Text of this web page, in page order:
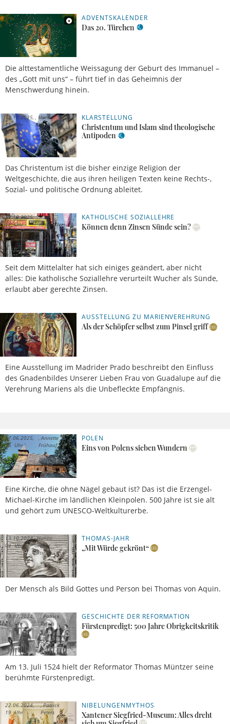
ADVENTSKALENDER
Das 20. Türchen
Die alttestamentliche Weissagung der Geburt des Immanuel –
des „Gott mit uns“ – führt tief in das Geheimnis der
Menschwerdung hinein.
20.12.2025,
00 Uhr
Redaktion
KLARSTELLUNG
Christentum und Islam sind theologische
Antipoden
Das Christentum ist die bisher einzige Religion der
Weltgeschichte, die aus ihren heiligen Texten keine Rechts-,
Sozial- und politische Ordnung ableitet.
18.11.2025,
11 Uhr
Martin
Rhonheimer
KATHOLISCHE SOZIALLEHRE
Können denn Zinsen Sünde sein?
Seit dem Mittelalter hat sich einiges geändert, aber nicht
alles: Die katholische Soziallehre verurteilt Wucher als Sünde,
erlaubt aber gerechte Zinsen.
31.10.2025,
11 Uhr
Alexander
Folz
AUSSTELLUNG ZU MARIENVEREHRUNG
Als der Schöpfer selbst zum Pinsel griff
Eine Ausstellung im Madrider Prado beschreibt den Einfluss
des Gnadenbildes Unserer Lieben Frau von Guadalupe auf die
Verehrung Mariens als die Unbefleckte Empfängnis.
27.07.2025,
09 Uhr
Regina
Einig
POLEN
Eins von Polens sieben Wundern
Eine Kirche, die ohne Nägel gebaut ist? Das ist die Erzengel-
Michael-Kirche im ländlichen Kleinpolen. 500 Jahre ist sie alt
und gehört zum UNESCO-Weltkulturerbe.
17.06.2025,
15 Uhr
Annette
Frühauf
THOMAS-JAHR
„Mit Würde gekrönt“
Der Mensch als Bild Gottes und Person bei Thomas von Aquin.
13.10.2024,
09 Uhr
Hanns-
Gregor
Nissing
GESCHICHTE DER REFORMATION
Fürstenpredigt: 500 Jahre Obrigkeitskritik
Am 13. Juli 1524 hielt der Reformator Thomas Müntzer seine
berühmte Fürstenpredigt.
13.07.2024,
05 Uhr
Patrick
Peters
NIBELUNGENMYTHOS
Xantener Siegfried-Museum: Alles dreht
22.06.2024,
19 Uhr
Patrick
Peters